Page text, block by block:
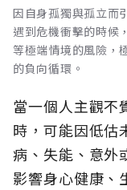
因自身孤獨與孤立而
遇到危機衝擊的時候
等極端情境的風險，
的負向循環。
當一個人主觀不
時，可能因低估
病、失能、意外
影響身心健康、